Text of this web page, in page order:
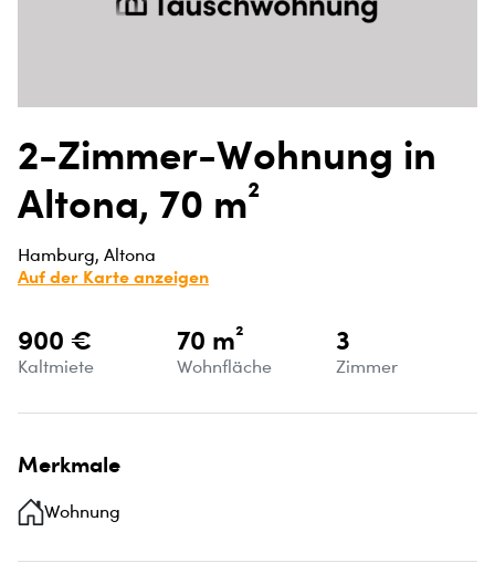
2-Zimmer-Wohnung in
Altona, 70 m²
Hamburg, Altona
Auf der Karte anzeigen
900 €
Kaltmiete
70 m²
Wohnfläche
3
Zimmer
Merkmale
Wohnung